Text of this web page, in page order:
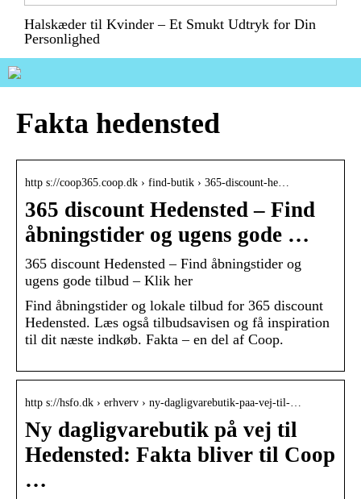
Halskæder til Kvinder – Et Smukt Udtryk for Din
Personlighed
Fakta hedensted
http s://coop365.coop.dk › find-butik › 365-discount-he…
365 discount Hedensted – Find
åbningstider og ugens gode …
365 discount Hedensted – Find åbningstider og
ugens gode tilbud – Klik her
Find åbningstider og lokale tilbud for 365 discount
Hedensted. Læs også tilbudsavisen og få inspiration
til dit næste indkøb. Fakta – en del af Coop.
http s://hsfo.dk › erhverv › ny-dagligvarebutik-paa-vej-til-…
Ny dagligvarebutik på vej til
Hedensted: Fakta bliver til Coop
…